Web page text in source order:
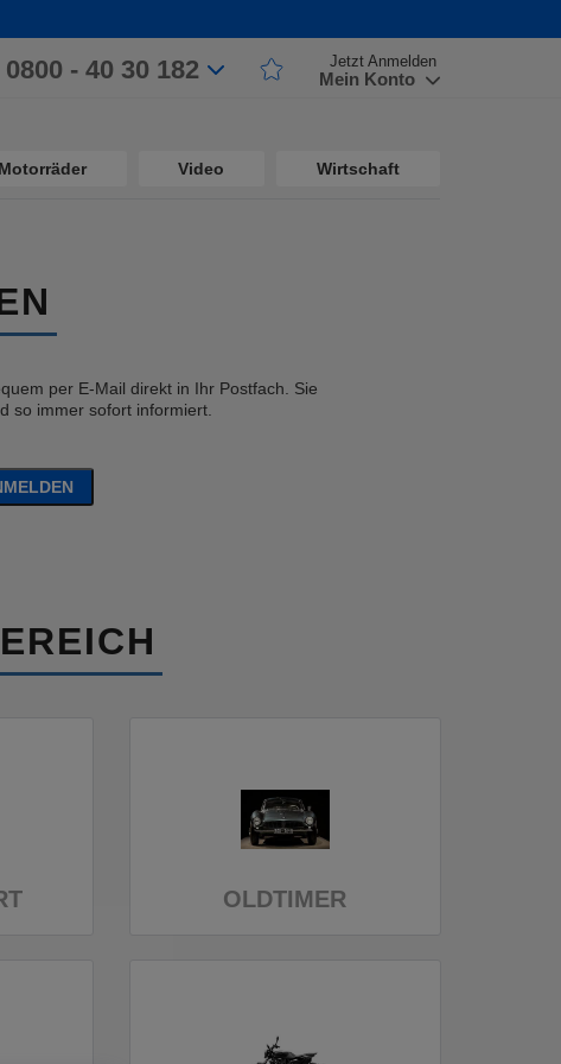
0800 - 40 30 182 Jetzt Anmelden
Mein Konto
Motorräder Video Wirtschaft
per E-Mail direkt in Ihr Postfach. Sie
so immer sofort informiert.
OLDTIMER